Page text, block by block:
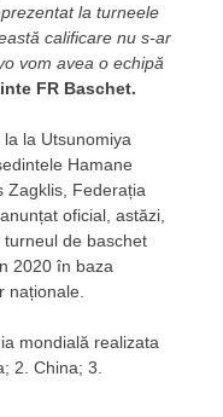
la turneele
calificare nu s-ar
vom avea o echipă
FR Baschet.
la Utsunomiya
Hamane
Zagklis, Federația
oficial, astăzi,
de baschet
2020 în baza
naționale.
mondială realizata
2. China; 3.